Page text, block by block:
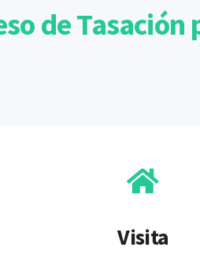
de
Visita